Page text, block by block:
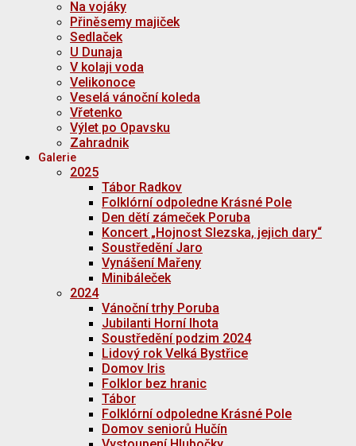
Na vojáky
Přiněsemy majiček
Sedlaček
U Dunaja
V kolaji voda
Velikonoce
Veselá vánoční koleda
Vřetenko
Výlet po Opavsku
Zahradnik
Galerie
2025
Tábor Radkov
Folklórní odpoledne Krásné Pole
Den dětí zámeček Poruba
Koncert „Hojnost Slezska, jejich dary“
Soustředění Jaro
Vynášení Mařeny
Minibáleček
2024
Vánoční trhy Poruba
Jubilanti Horní lhota
Soustředění podzim 2024
Lidový rok Velká Bystřice
Domov Iris
Folklor bez hranic
Tábor
Folklórní odpoledne Krásné Pole
Domov seniorů Hučín